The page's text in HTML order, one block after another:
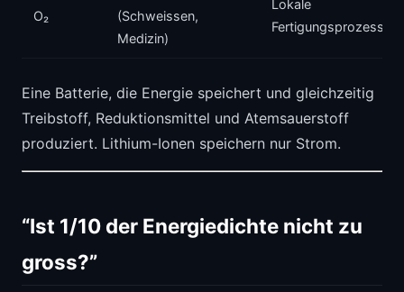
O₂
(Schweissen,
Medizin)
Lokale
Fertigungsprozesse
Eine Batterie, die Energie speichert und gleichzeitig
Treibstoff, Reduktionsmittel und Atemsauerstoff
produziert. Lithium-Ionen speichern nur Strom.
“Ist 1/10 der Energiedichte nicht zu
gross?”